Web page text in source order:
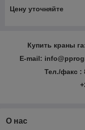
Цену уточняйте
Купить краны
E-mail:
Тел./факс :
О нас